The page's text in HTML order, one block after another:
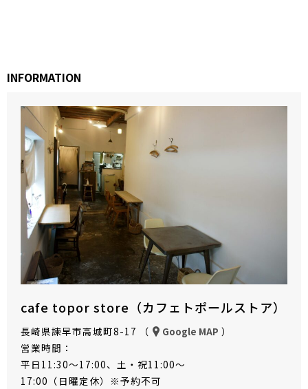
INFORMATION
cafe topor store（カフェトポールストア）
長崎県諫早市高城町8-17 （ Google MAP ）
営業時間：
平日11:30～17:00、土・祝11:00～
17:00（日曜定休）※予約不可